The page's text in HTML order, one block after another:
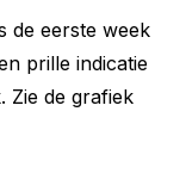
de eerste week
prille indicatie
Zie de grafiek